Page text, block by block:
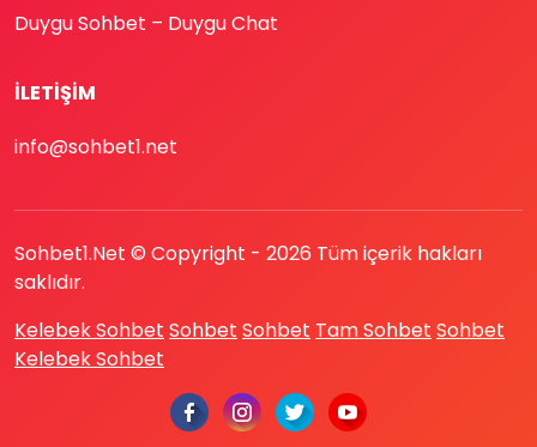
Duygu Sohbet – Duygu Chat
İLETIŞIM
info@sohbet1.net
Sohbet1.Net © Copyright - 2026 Tüm içerik hakları
saklıdır.
Kelebek Sohbet Sohbet Sohbet Tam Sohbet Sohbet
Kelebek Sohbet